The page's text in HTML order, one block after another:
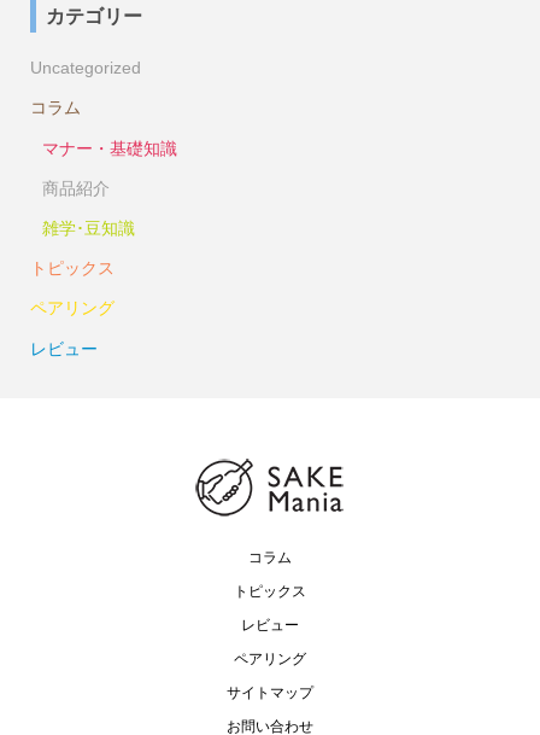
カテゴリー
Uncategorized
コラム
マナー・基礎知識
商品紹介
雑学･豆知識
トピックス
ペアリング
レビュー
コラム
トピックス
レビュー
ペアリング
サイトマップ
お問い合わせ